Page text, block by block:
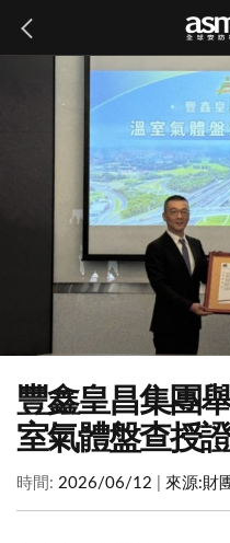
豐鑫皇昌集團
室氣體盤查授證
時間: 2026/06/12 來源:財